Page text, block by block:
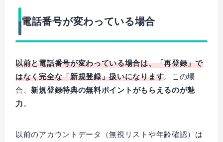
電話番号が変わっている場合
以前と電話番号が変わっている場合は、「再登録」で
はなく完全な「新規登録」扱いになります。この場
合、 新規登録特典の無料ポイントがもらえるのが魅
力 。
以前のアカウントデータ（無視リストや年齢確認）は